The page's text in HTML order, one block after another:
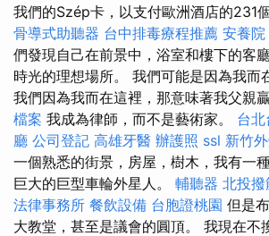
我們的Szép卡，以支付歐洲酒店的231
骨導式助聽器 台中排毒療程推薦 安養院
們發現自己在前景中，浴室和樓下的客
時光的理想場所。 我們可能是因為我而
我們因為我而在這裡，那意味著我父親
檔案 我成為律師，而不是藝術家。 台
廳 公司登記 高雄牙醫 辦護照 ssl 新竹
一個熟悉的街景，房屋，樹木，我有一
巨大的巨型車輪外星人。 輔聽器 北投
法律事務所 餐飲設備 台胞證桃園 但是
大教堂，甚至是議會的圓頂。 我現在不